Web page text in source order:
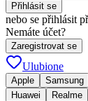
Přihlásit se
nebo se přihlásit
Nemáte účet?
Zaregistrovat se
Ulubione
Apple Samsung
Huawei
Realme